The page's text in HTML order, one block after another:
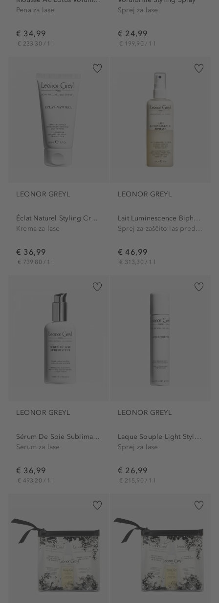
Pena za lase
€ 34,99
€ 233,30 / 1 l
Sprej za lase
€ 24,99
€ 199,90 / 1 l
LEONOR GREYL
Éclat Naturel Styling Cream
Krema za lase
€ 36,99
€ 739,80 / 1 l
LEONOR GREYL
Lait Luminescence Biphase...
Sprej za zaščito las pred toploto
€ 46,99
€ 313,30 / 1 l
LEONOR GREYL
Sérum De Soie Sublimateur...
Serum za lase
€ 36,99
€ 493,20 / 1 l
LEONOR GREYL
Laque Souple Light Styling...
Sprej za lase
€ 26,99
€ 215,90 / 1 l